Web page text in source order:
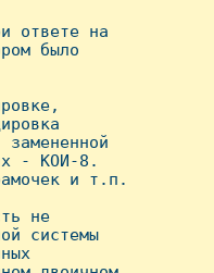
ответе на
было
замененной
- КОИ-8.
и т.п.
не
системы